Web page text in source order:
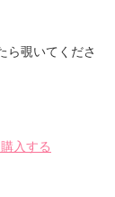
覗いてくださ
入する